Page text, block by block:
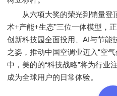
从六项大奖的荣光到销量登
术+产能+生态”三位一体模型，
创新科技园全面投用、AI与节能
之姿，推动中国空调业迈入“空
中，美的的“科技战略”将为行业
成为全球用户的日常体验。